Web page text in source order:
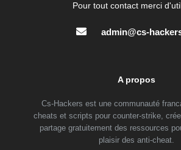
Pour tout contact merci
admin@cs-
A propos
Cs-Hackers est une communauté
cheats et scripts pour counter-strike,
partage gratuitement des ressources
plaisir des anti-cheat.